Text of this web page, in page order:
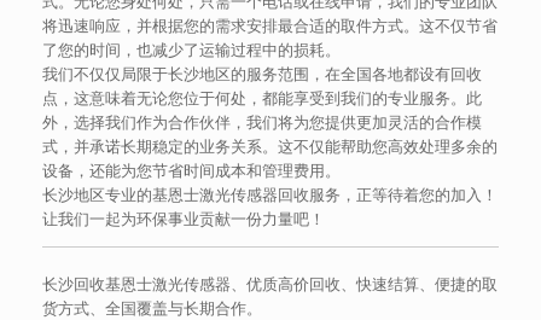
将迅速响应，并根据您的需求安排最合适的取件方式。这不仅节省
了您的时间，也减少了运输过程中的损耗。
我们不仅仅局限于长沙地区的服务范围，在全国各地都设有回收
点，这意味着无论您位于何处，都能享受到我们的专业服务。此
外，选择我们作为合作伙伴，我们将为您提供更加灵活的合作模
式，并承诺长期稳定的业务关系。这不仅能帮助您高效处理多余的
设备，还能为您节省时间成本和管理费用。
长沙地区专业的基恩士激光传感器回收服务，正等待着您的加入！
让我们一起为环保事业贡献一份力量吧！
长沙回收基恩士激光传感器、优质高价回收、快速结算、便捷的取
货方式、全国覆盖与长期合作。